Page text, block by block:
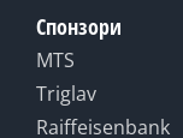
Спонзори
MTS
Triglav
Raiffeisenbank